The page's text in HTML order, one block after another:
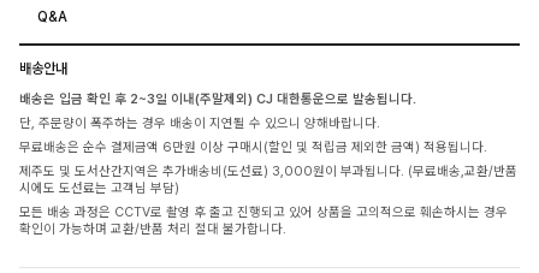
Q&A
배송안내
배송은 입금 확인 후 2~3일 이내(주말제외) CJ 대한통운으로 발송됩니다.
단, 주문량이 폭주하는 경우 배송이 지연될 수 있으니 양해바랍니다.
무료배송은 순수 결제금액 6만원 이상 구매시(할인 및 적립금 제외한 금액) 적용됩니다.
제주도 및 도서산간지역은 추가배송비(도선료) 3,000원이 부과됩니다. (무료배송,교환/반품
시에도 도선료는 고객님 부담)
모든 배송 과정은 CCTV로 촬영 후 출고 진행되고 있어 상품을 고의적으로 훼손하시는 경우
확인이 가능하며 교환/반품 처리 절대 불가합니다.